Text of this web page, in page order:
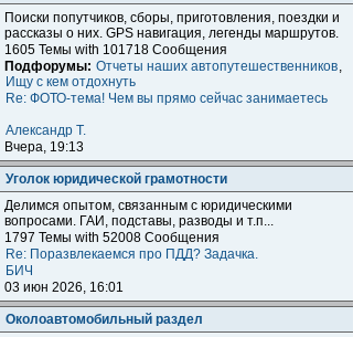
Поиски попутчиков, сборы, приготовления, поездки и
расcказы о них. GPS навигация, легенды маршрутов.
1605 Темы with 101718 Сообщения
Подфорумы: Отчеты наших автопутешественников,
Ищу с кем отдохнуть
Re: ФОТО-тема! Чем вы прямо сейчас занимаетесь
Александр Т.
Вчера, 19:13
Уголок юридической грамотности
Делимся опытом, связанным с юридическими
вопросами. ГАИ, подставы, разводы и т.п...
1797 Темы with 52008 Сообщения
Re: Поразвлекаемся про ПДД? Задачка.
БИЧ
03 июн 2026, 16:01
Околоавтомобильный раздел